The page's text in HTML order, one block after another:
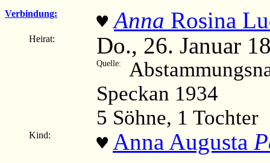
Verbindung: ♥ Anna Rosina
Heirat: Do., 26. Januar
Quelle:
Speckan 1934
5 Söhne, 1 Tochter
Kind: ♥ Anna Augusta